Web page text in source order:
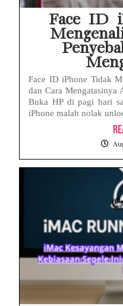
Face ID
Face ID iPhone Tidak
dan Cara Mengatasinya
Buka HP di pagi hari
iPhone malah nolak